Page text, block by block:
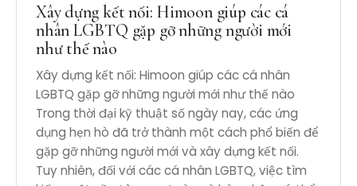
Xây dựng kết nối: Himoon giúp các cá
nhân LGBTQ gặp gỡ những người mới
như thế nào
Xây dựng kết nối: Himoon giúp các cá nhân
LGBTQ gặp gỡ những người mới như thế nào
Trong thời đại kỹ thuật số ngày nay, các ứng
dụng hẹn hò đã trở thành một cách phổ biến để
gặp gỡ những người mới và xây dựng kết nối.
Tuy nhiên, đối với các cá nhân LGBTQ, việc tìm